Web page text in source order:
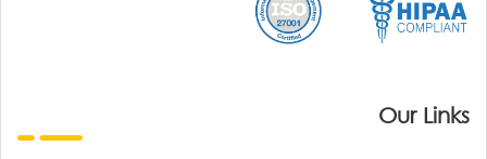
Our Links